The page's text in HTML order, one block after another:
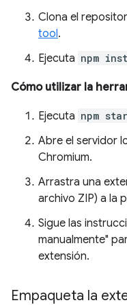
Clona el
tool.
Ejecuta npm
Cómo utilizar la
Ejecuta npm
Abre el servidor
Chromium.
Arrastra una
archivo ZIP) a la
Sigue las
manualmente"
extensión.
Empaqueta la